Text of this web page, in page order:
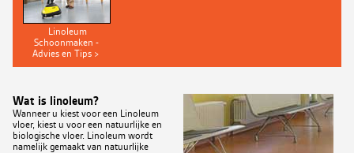
Linoleum
Schoonmaken -
Advies en Tips >
Wat is linoleum?
Wanneer u kiest voor een Linoleum
vloer, kiest u voor een natuurlijke en
biologische vloer. Linoleum wordt
namelijk gemaakt van natuurlijke